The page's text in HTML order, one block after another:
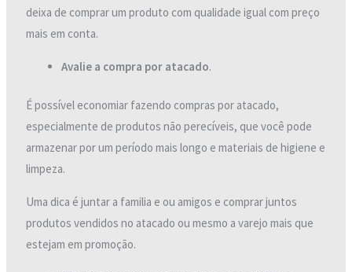
deixa de comprar um produto com qualidade igual com preço
mais em conta.
Avalie a compra por atacado.
É possível economiar fazendo compras por atacado,
especialmente de produtos não perecíveis, que você pode
armazenar por um período mais longo e materiais de higiene e
limpeza.
Uma dica é juntar a familia e ou amigos e comprar juntos
produtos vendidos no atacado ou mesmo a varejo mais que
estejam em promoção.